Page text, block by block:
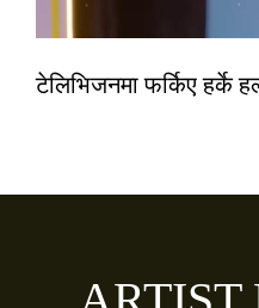
टेलिभिजनमा फर्किए हर्के